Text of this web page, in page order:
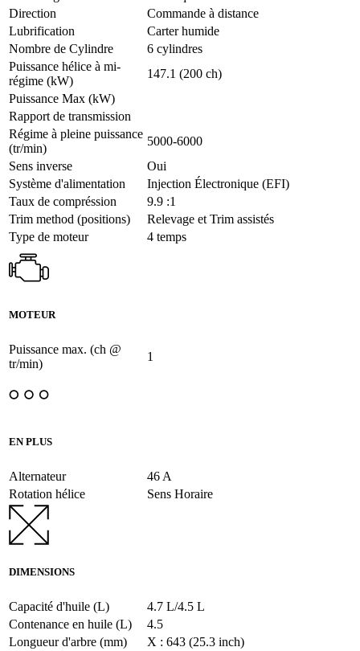
Direction
Commande à distance
Lubrification
Carter humide
Nombre de Cylindre
6 cylindres
Puissance hélice à mi-
régime (kW)
147.1 (200 ch)
Puissance Max (kW)
Rapport de transmission
Régime à pleine puissance
(tr/min)
5000-6000
Sens inverse
Oui
Système d'alimentation
Injection Électronique (EFI)
Taux de compréssion
9.9 :1
Trim method (positions)
Relevage et Trim assistés
Type de moteur
4 temps
MOTEUR
Puissance max. (ch @
tr/min)
1
EN PLUS
Alternateur
46 A
Rotation hélice
Sens Horaire
DIMENSIONS
Capacité d'huile (L)
4.7 L/4.5 L
Contenance en huile (L)
4.5
Longueur d'arbre (mm)
X : 643 (25.3 inch)